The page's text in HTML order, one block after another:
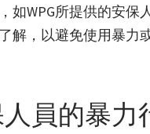
，如WPG所提供的安
解，以避免使用暴力
員的暴力